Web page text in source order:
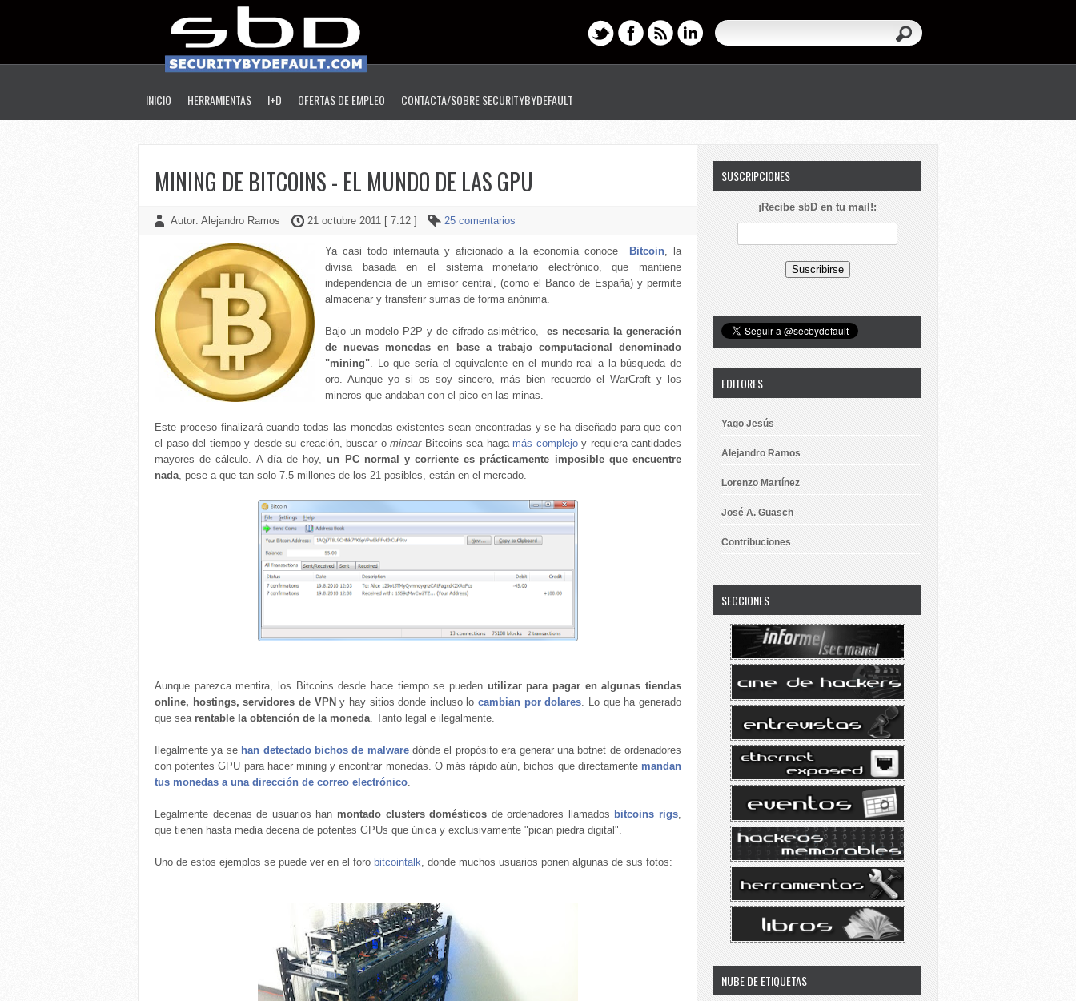
INICIO HERRAMIENTAS I+D OFERTAS DE EMPLEO CONTACTA/SOBRE SECURITYBYDEFAULT
MINING DE BITCOINS - EL MUNDO DE LAS GPU
Autor: Alejandro Ramos 21 octubre 2011 [ 7:12 ] 25 comentarios
Ya casi todo internauta y aficionado a la economía conoce Bitcoin, la
divisa basada en el sistema monetario electrónico, que mantiene
independencia de un emisor central, (como el Banco de España) y permite
almacenar y transferir sumas de forma anónima.
Bajo un modelo P2P y de cifrado asimétrico, es necesaria la generación
de nuevas monedas en base a trabajo computacional denominado
"mining". Lo que sería el equivalente en el mundo real a la búsqueda de
oro. Aunque yo si os soy sincero, más bien recuerdo el WarCraft y los
mineros que andaban con el pico en las minas.
Este proceso finalizará cuando todas las monedas existentes sean encontradas y se ha diseñado para que con
el paso del tiempo y desde su creación, buscar o minear Bitcoins sea haga más complejoy requiera cantidades
mayores de cálculo. A día de hoy,un PC normal y corriente es prácticamente imposible que encuentre
nada, pese a que tan solo 7.5 millones de los 21 posibles, están en el mercado.
Aunque parezca mentira, los Bitcoins desde hace tiempo se pueden utilizar para pagar en algunas tiendas
online, hostings, servidores de VPNy hay sitios donde incluso locambian por dolares. Lo que ha generado
que sea rentable la obtención de la moneda. Tanto legal e ilegalmente.
Ilegalmente ya se han detectado bichos de malwaredónde el propósito era generar una botnet de ordenadores
con potentes GPU para hacer mining y encontrar monedas. O más rápido aún, bichos que directamente mandan
tus monedas a una dirección de correo electrónico.
Legalmente decenas de usuarios han montado clusters domésticos de ordenadores llamados bitcoins rigs,
que tienen hasta media decena de potentes GPUs que única y exclusivamente "pican piedra digital".
Uno de estos ejemplos se puede ver en el foro bitcointalk, donde muchos usuarios ponen algunas de sus fotos:
SUSCRIPCIONES
¡Recibe sbD en tu mail!:
EDITORES
Yago Jesús
Alejandro Ramos
Lorenzo Martínez
José A. Guasch
Contribuciones
SECCIONES
NUBE DE ETIQUETAS